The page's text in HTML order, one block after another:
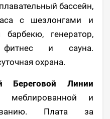
бассейн,
с шезлонгами и
генератор,
фитнес и сауна.
охрана.
Береговой Линии
меблированной и
Плата за